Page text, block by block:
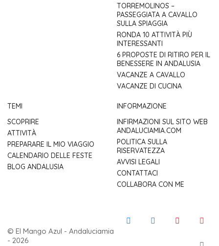
TORREMOLINOS –
PASSEGGIATA A CAVALLO
SULLA SPIAGGIA
RONDA 10 ATTIVITÀ PIÙ
INTERESSANTI
6 PROPOSTE DI RITIRO PER IL
BENESSERE IN ANDALUSIA
VACANZE A CAVALLO
VACANZE DI CUCINA
TEMI
SCOPRIRE
ATTIVITÀ
PREPARARE IL MIO VIAGGIO
CALENDARIO DELLE FESTE
BLOG ANDALUSIA
INFORMAZIONE
INFIRMAZIONI SUL SITO WEB
ANDALUCIAMIA.COM
POLITICA SULLA
RISERVATEZZA
AVVISI LEGALI
CONTATTACI
COLLABORA CON ME
© El Mango Azul - Andaluciamia
- 2026